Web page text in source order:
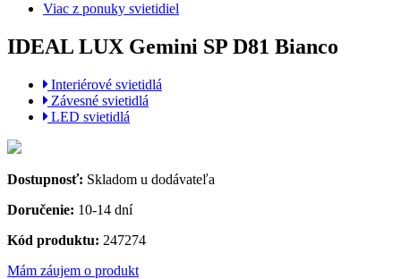
Viac z ponuky svietidiel
IDEAL LUX Gemini SP D81 Bianco
Interiérové svietidlá
Závesné svietidlá
LED svietidlá
Dostupnosť: Skladom u dodávateľa
Doručenie: 10-14 dní
Kód produktu: 247274
Mám záujem o produkt